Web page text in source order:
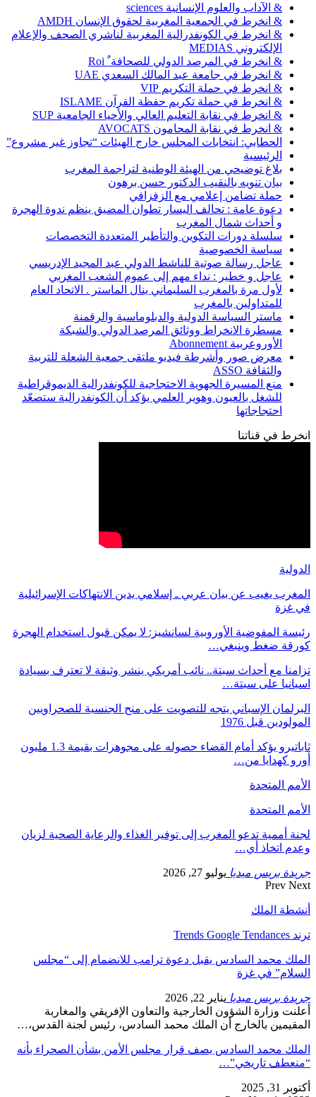
& الآداب والعلوم الإنسانية sciences
& انخرط في الجمعية المغربية لحقوق الإنسان AMDH
& انخرط في الكونفدرالية المغربية لناشري الصحف والإعلام
الإلكتروني MEDIAS
& انخرط في المرصد الدولي للصحافة ٌ Roi
& انخرط في جامعة عبد المالك السعدي UAE
& انخرط في حملة التكريم VIP
& انخرط في حملة تكريم حفظة القرآن ISLAME
& انخرط في نقابة التعليم العالي والأحياء الجامعية SUP
& انخرط في نقابة المحامون AVOCATS
الحطابي: انتخابات المجلس خارج الهيئات “تجاوز غير مشروع”
الرئيسية
بلاغ توضيحي من الهيئة الوطنية لتراجمة المغرب
بيان تنويه بالنقيب الدكتور حسن برهون
حملة تضامن إعلامي مع الزفزافي
دعوة عامة : تحالف اليسار تطوان المضيق ينظم ندوة الهجرة
و أحداث شمال المغرب
سلسلة دورات التكوين والتأطير المتعددة التخصصات
سياسة الخصوصية
عاجل رسالة صوتية للناشط الدولي عبد المجيد الإدريسي
عاجل و خطير : نداء مهم إلى عموم الشعب المغربي
لأول مرة بالمغرب السليماني ينال الماستر . الاتحاد العام
للمتداولين بالمغرب
ماستر السياسة الدولية والدبلوماسية والرقمنة
مسطرة الانخراط ووثائق المرصد الدولي والشبكة
الأوروعربية Abonnement
معرض صور وأشرطة فيديو ملتقى جمعية الشعلة للتربية
والثقافة ASSO
منع المسيرة الجهوية الاحتجاجية للكونفدرالية الديموقراطية
للشغل بالعيون وهوير العلمي يؤكد أن الكونفدرالية ستصعّد
احتجاجاتها
انخرط في قناتنا
الدولية
المغرب يغيب عن بيان عربي ـ إسلامي يدين الانتهاكات الإسرائيلية
في غزة
رئيسة المفوضية الأوروبية لسانشيز: لا يمكن قبول استخدام الهجرة
كورقة ضغط وينبغي…
تزامنا مع أحداث سبتة.. نائب أمريكي ينشر وثيقة لا تعترف بسيادة
اسبانيا على سبتة…
البرلمان الإسباني يتجه للتصويت على منح الجنسية للصحراويين
المولودين قبل 1976
ثاباتيرو يؤكد أمام القضاء حصوله على مجوهرات بقيمة 1.3 مليون
أورو كهدايا من…
الأمم المتحدة
الأمم المتحدة
لجنة أممية تدعو المغرب إلى توفير الغذاء والرعاية الصحية لزيان
وعدم اتخاذ أي…
جريدة بريس ميديا يوليو 27, 2026
Prev Next
أنشطة الملك
ترند Trends Google Tendances
الملك محمد السادس يقبل دعوة ترامب للانضمام إلى “مجلس
السلام” في غزة
جريدة بريس ميديا يناير 22, 2026
أعلنت وزارة الشؤون الخارجية والتعاون الإفريقي والمغاربة
المقيمين بالخارج أن الملك محمد السادس، رئيس لجنة القدس،…
الملك محمد السادس يصف قرار مجلس الأمن بشأن الصحراء بأنه
“منعطف تاريخي”…
أكتوبر 31, 2025